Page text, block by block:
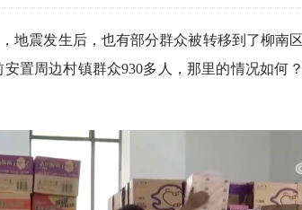
地震发生后，也有部分群众被转移到了柳南
置周边村镇群众930多人，那里的情况如何